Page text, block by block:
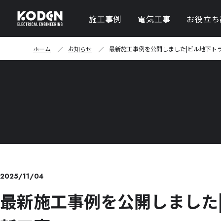
施工事例 電気工事
PAS・UAS（UGS）
自家消費型太陽光発
お役立
ホーム お知らせ 最新施工事例を公開しました|ビル地下ト
2025/11/04
最新施工事例を公開しまし